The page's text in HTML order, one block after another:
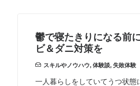
鬱で寝たきりになる前
ビ＆ダニ対策を
スキルやノウハウ, 体験談, 失敗体験
一人暮らしをしていてうつ状態